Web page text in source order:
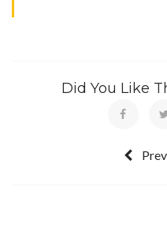
Did You Like
Prev